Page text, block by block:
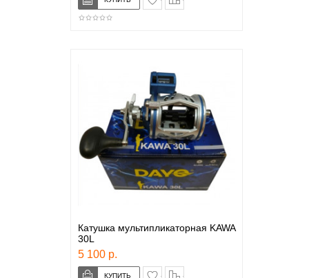
Катушка мультипликаторная KAWA
30L
5 100 р.
в закладки